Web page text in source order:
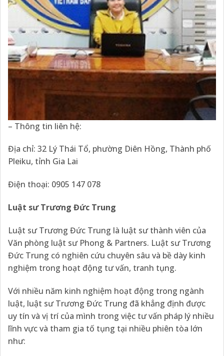
– Thông tin liên hệ:
Địa chỉ: 32 Lý Thái Tổ, phường Diên Hồng, Thành phố
Pleiku, tỉnh Gia Lai
Điện thoại: 0905 147 078
Luật sư Trương Đức Trung
Luật sư Trương Đức Trung là luật sư thành viên của
Văn phòng luật sư Phong & Partners. Luật sư Trương
Đức Trung có nghiên cứu chuyên sâu và bề dày kinh
nghiệm trong hoạt động tư vấn, tranh tụng.
Với nhiều năm kinh nghiệm hoạt động trong ngành
luật, luật sư Trương Đức Trung đã khẳng định được
uy tín và vị trí của mình trong việc tư vấn pháp lý nhiều
lĩnh vực và tham gia tố tụng tại nhiều phiên tòa lớn
như: